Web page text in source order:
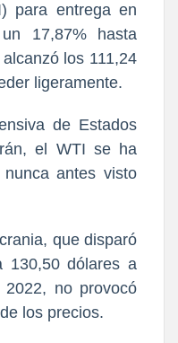
para entrega en
17,87% hasta
los 111,24
ligeramente.
de Estados
el WTI se ha
antes visto
que disparó
130,50 dólares a
no provocó
los precios.